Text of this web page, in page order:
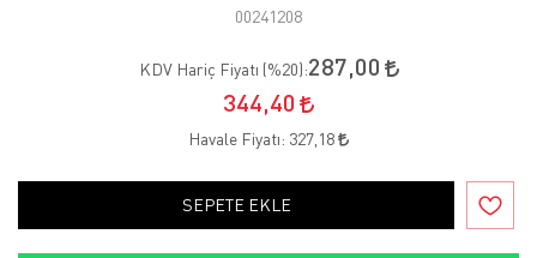
00241208
KDV Hariç Fiyatı (%20):287,00
344,40
Havale Fiyatı: 327,18
SEPETE EKLE